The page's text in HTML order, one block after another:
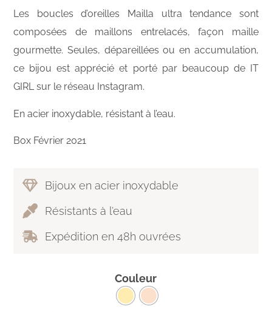
Les boucles d’oreilles Mailla ultra tendance sont
composées de maillons entrelacés, façon maille
gourmette. Seules, dépareillées ou en accumulation,
ce bijou est apprécié et porté par beaucoup de IT
GIRL sur le réseau Instagram.
En acier inoxydable, résistant à l’eau.
Box Février 2021
Bijoux en acier inoxydable
Résistants à l’eau
Expédition en 48h ouvrées
Couleur